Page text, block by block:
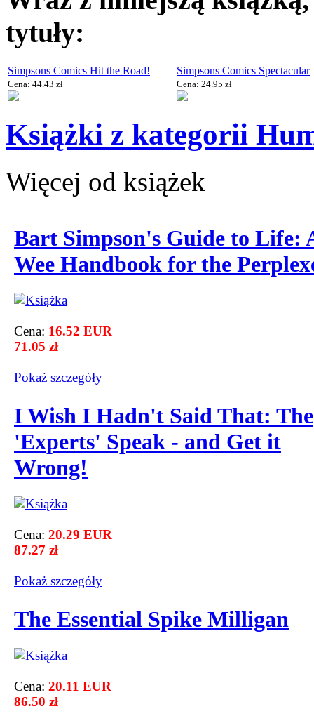
tytuły:
Simpsons Comics Hit the Road!
Cena: 44.43 zł
Simpsons Comics Spectacular
Cena: 24.95 zł
Książki z kategorii
Więcej od książek
Bart Simpson's Guide to Life:
Wee Handbook for the
Cena: 16.52 EUR
71.05 zł
Pokaż szczegόły
I Wish I Hadn't Said That: The
'Experts' Speak - and Get it
Wrong!
Cena: 20.29 EUR
87.27 zł
Pokaż szczegόły
The Essential Spike Milligan
Cena: 20.11 EUR
86.50 zł